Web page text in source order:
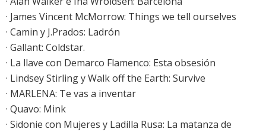
· James Vincent McMorrow: Things we tell ourselves
· Camin y J.Prados: Ladrón
· Gallant: Coldstar.
· La llave con Demarco Flamenco: Esta obsesión
· Lindsey Stirling y Walk off the Earth: Survive
· MARLENA: Te vas a inventar
· Quavo: Mink
· Sidonie con Mujeres y Ladilla Rusa: La matanza de